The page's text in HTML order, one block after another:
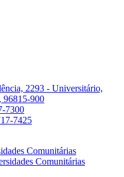
2293 - Universitário,
96815-900
7300
7425